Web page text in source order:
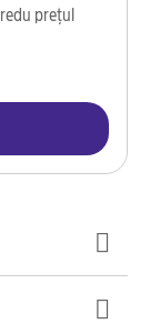
prețul